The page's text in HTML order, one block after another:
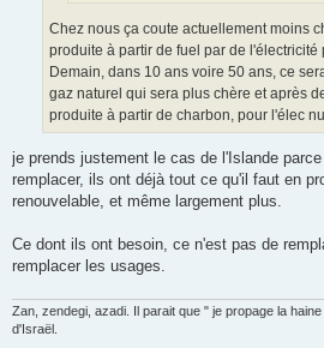
Chez nous ça coute actuellement moins
produite à partir de fuel par de
Demain, dans 10 ans voire 50 ans, ce
gaz naturel qui sera plus chère et après
produite à partir de charbon, pour l'élec
je prends justement le cas de l'Islande
remplacer, ils ont déjà tout ce qu'il faut en
renouvelable, et même largement plus.
Ce dont ils ont besoin, ce n'est pas de
remplacer les usages.
Zan, zendegi, azadi. Il parait que " je propage la
d'Israël.